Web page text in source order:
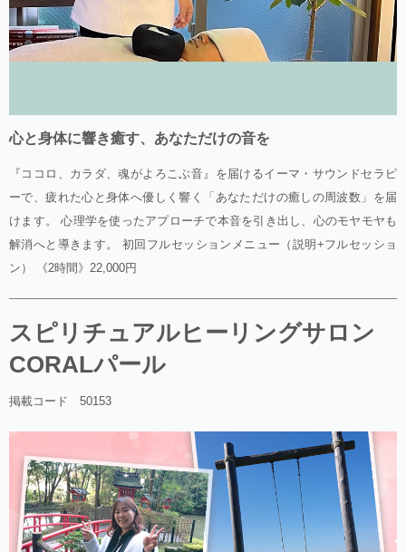
心と身体に響き癒す、あなただけの音を
『ココロ、カラダ、魂がよろこぶ音』を届けるイーマ・サウンドセラピ
ーで、疲れた心と身体へ優しく響く「あなただけの癒しの周波数」を届
けます。 心理学を使ったアプローチで本音を引き出し、心のモヤモヤも
解消へと導きます。 初回フルセッションメニュー（説明+フルセッショ
ン） 《2時間》22,000円
スピリチュアルヒーリングサロン
CORALパール
掲載コード 50153